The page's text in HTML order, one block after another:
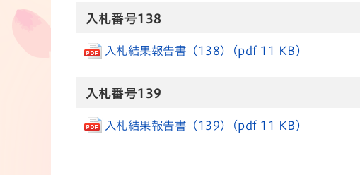
入札番号138
入札結果報告書（138）(pdf 11 KB)
入札番号139
入札結果報告書（139）(pdf 11 KB)